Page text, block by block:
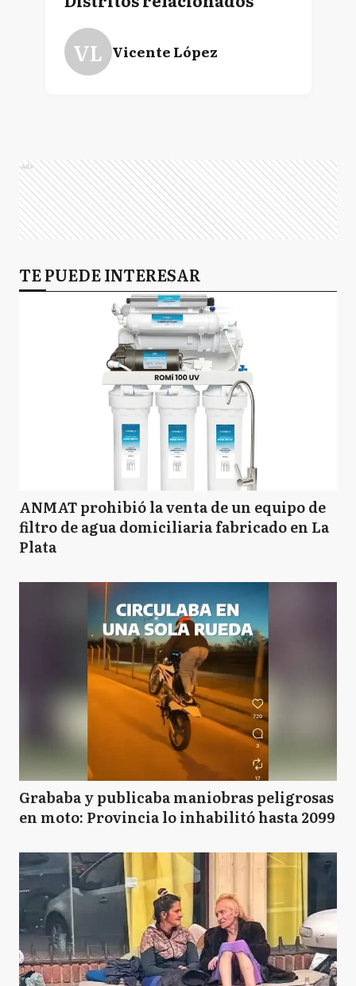
VL Vicente López
Ads
TE PUEDE INTERESAR
ANMAT prohibió la venta de un equipo de
filtro de agua domiciliaria fabricado en La
Plata
Grababa y publicaba maniobras peligrosas
en moto: Provincia lo inhabilitó hasta 2099